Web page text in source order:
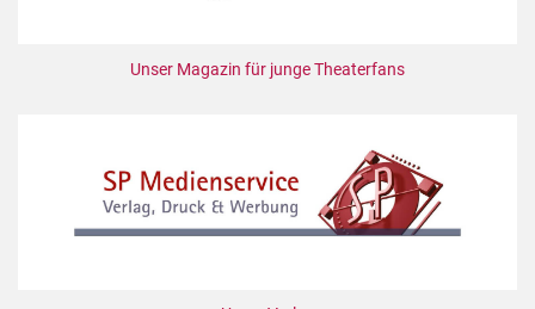
Unser Magazin für junge Theaterfans